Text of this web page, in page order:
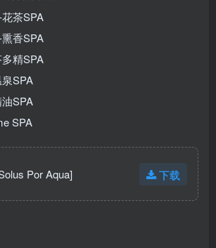
茶SPA
香SPA
精SPA
SPA
SPA
SPA
Por Aqua] 下载